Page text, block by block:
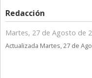
Redacción
Martes, 27 de Agosto de
Actualizada Martes, 27 de